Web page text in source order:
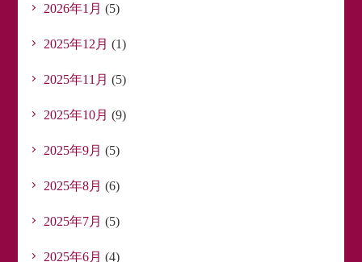
2026年1月 (5)
2025年12月 (1)
2025年11月 (5)
2025年10月 (9)
2025年9月 (5)
2025年8月 (6)
2025年7月 (5)
2025年6月 (4)